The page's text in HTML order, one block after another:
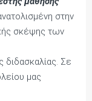
στην
σκέψης των
διδασκαλίας. Σε
μας